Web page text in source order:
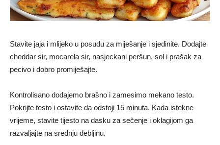
Stavite jaja i mlijeko u posudu za miješanje i sjedinite. Dodajte
cheddar sir, mocarela sir, nasjeckani peršun, sol i prašak za
pecivo i dobro promiješajte.
Kontrolisano dodajemo brašno i zamesimo mekano testo.
Pokrijte testo i ostavite da odstoji 15 minuta. Kada istekne
vrijeme, stavite tijesto na dasku za sečenje i oklagijom ga
razvaljajte na srednju debljinu.